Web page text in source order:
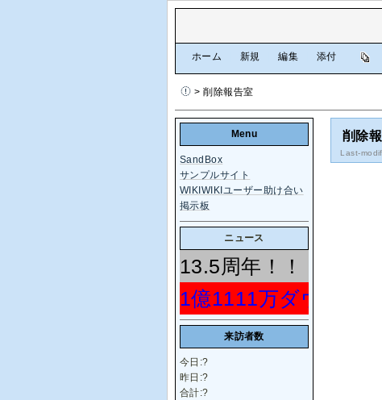
ホーム 新規 編集 添付
> 削除報告室
削除
Last-
Menu
SandBox
サンプルサイト
WIKIWIKIユーザー助け合い
掲示板
ニュース
13.5周年！！！！！！
1億1111万ダウンロ
来訪者数
今日:?
昨日:?
合計:?